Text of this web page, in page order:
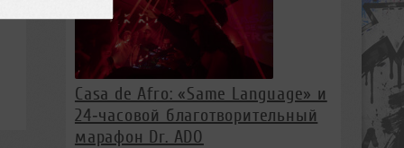
Casa de Afro: «Same Language» и
24‑часовой благотворительный
марафон Dr. ADO